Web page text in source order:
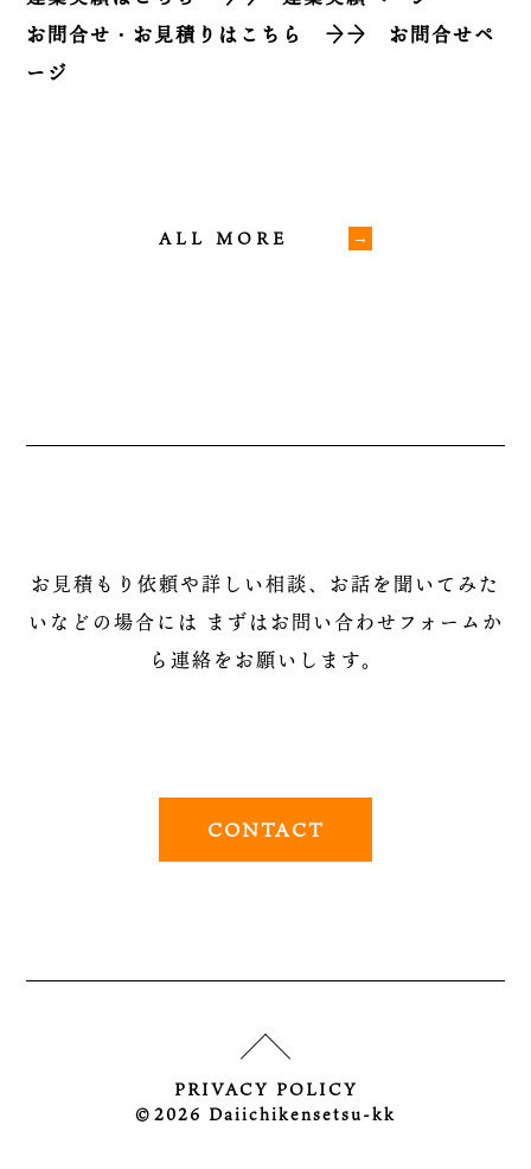
お問合せ・お見積りはこちら
→→ お問合せペ
ージ
ALL MORE
お見積もり依頼や詳しい相談、お話を聞いてみた
いなどの場合には まずはお問い合わせフォームか
ら連絡をお願いします。
CONTACT
©︎2026 Daiichikensetsu-kk
PRIVACY POLICY